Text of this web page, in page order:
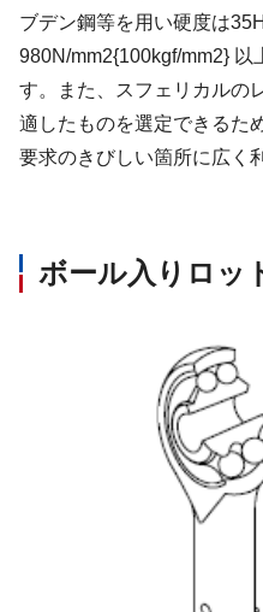
ブデン鋼等を用い硬度は
980N/mm2{100kgf/mm2} 以
す。また、スフェリカルの
適したものを選定できるた
要求のきびしい箇所に広く
ボール入りロッ